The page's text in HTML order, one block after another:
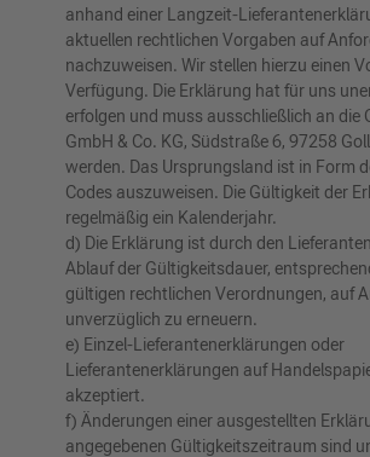
anhand einer Langzeit-
aktuellen rechtlichen Vorgaben auf
nachzuweisen. Wir stellen hierzu einen
Verfügung. Die Erklärung hat für uns
erfolgen und muss ausschließlich an die
GmbH & Co. KG, Südstraße 6, 97258
werden. Das Ursprungsland ist in Form
Codes auszuweisen. Die Gültigkeit der
regelmäßig ein Kalenderjahr.
d) Die Erklärung ist durch den
Ablauf der Gültigkeitsdauer,
gültigen rechtlichen Verordnungen, auf
unverzüglich zu erneuern.
e) Einzel-Lieferantenerklärungen oder
Lieferantenerklärungen auf
akzeptiert.
f) Änderungen einer ausgestellten
angegebenen Gültigkeitszeitraum sind